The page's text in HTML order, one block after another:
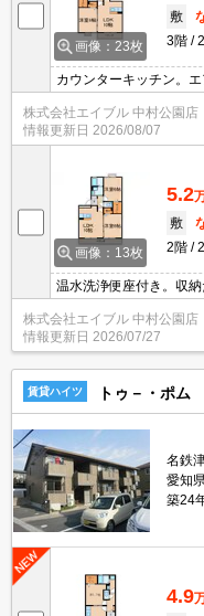
画像：23枚
敷
3階
カウンターキッチン。
設置可。保証会社加入
円/月)。
株式会社エイブル 中村公園店
情報更新日 2026/08/07
画像：13枚
5.2
敷
2階
温水洗浄便座付き。収
めください。保証会社
00円/月)。
株式会社エイブル 中村公園店
情報更新日 2026/07/27
賃貸ハイツ トゥ－・ポム
名鉄
愛知
築24
4.9